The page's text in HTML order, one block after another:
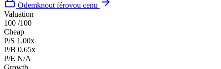
Odemknout férovou cenu
Valuation
100 /100
Cheap
P/S 1.00x
P/B 0.65x
P/E N/A
Growth